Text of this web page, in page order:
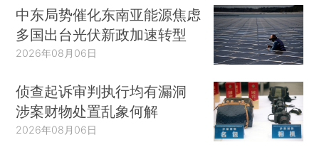
中东局势催化东南亚能源焦虑
多国出台光伏新政加速转型
2026年08月06日
侦查起诉审判执行均有漏洞
涉案财物处置乱象何解
2026年08月06日